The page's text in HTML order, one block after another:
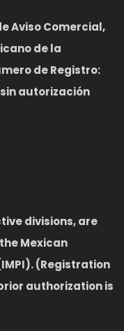
Aviso Comercial,
de la
de Registro:
autorización
divisions, are
Mexican
(Registration
authorization is